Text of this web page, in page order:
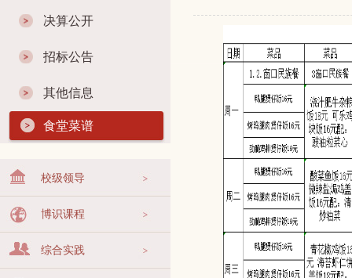
决算公开
招标公告
其他信息
食堂菜谱
校级领导
博识课程
综合实践